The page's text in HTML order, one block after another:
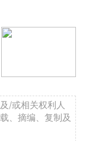
/或相关权利人
、摘编、复制及